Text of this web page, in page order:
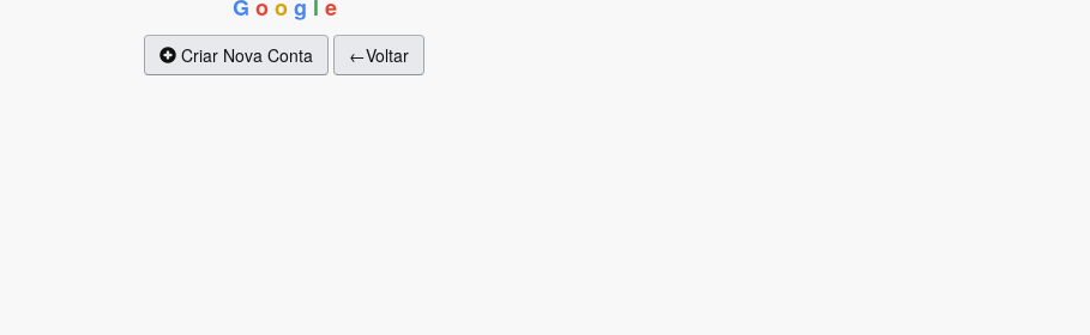
G o o g l e
Criar Nova Conta ←Voltar